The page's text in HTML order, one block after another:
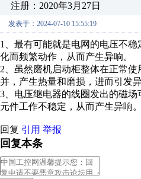
注册：2020年3月27日
发表于：2024-07-10 15:55:19
1、最有可能就是电网的电压不
化而频繁动作，从而产生异响。
2、虽然磨机启动柜整体在正常
并，产生热量和磨损，进而引发异
3、电压继电器的线圈发出的磁
元件工作不稳定，从而产生异响。
回复 引用 举报
回复本条